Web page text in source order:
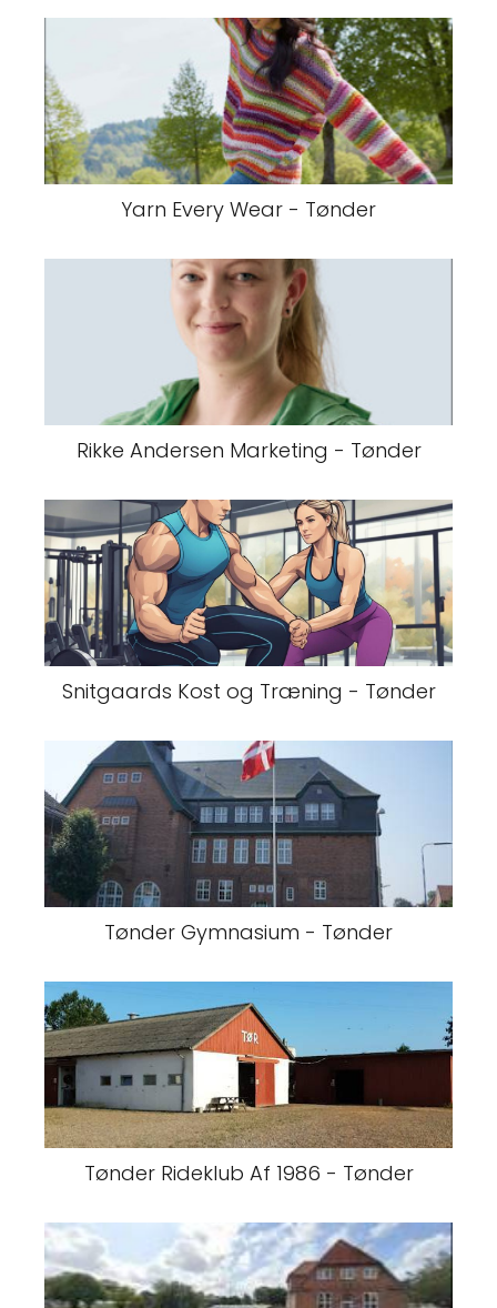
Yarn Every Wear - Tønder
Rikke Andersen Marketing - Tønder
Snitgaards Kost og Træning - Tønder
Tønder Gymnasium - Tønder
Tønder Rideklub Af 1986 - Tønder